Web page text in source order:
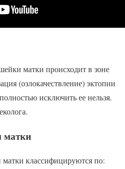
матки происходит в зоне
(озлокачествление) эктопии
исключить ее нельзя.
матки
классифицируются по: